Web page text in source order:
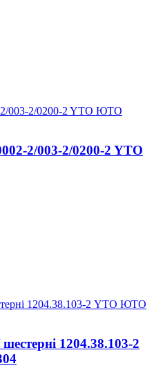
2/003-2/0200-2 YTO
1204.38.103-2